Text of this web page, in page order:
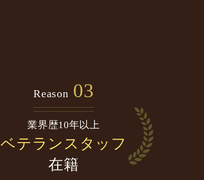
Reason 03
業界歴10年以上
ベテランスタッフ
在籍